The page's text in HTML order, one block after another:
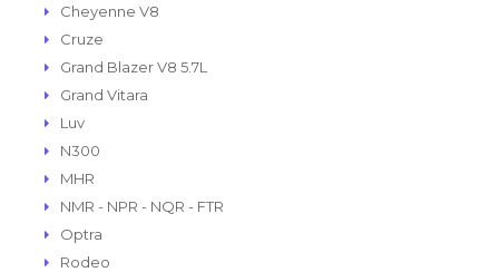
Cheyenne V8
Cruze
Grand Blazer V8 5.7L
Grand Vitara
Luv
N300
MHR
NMR - NPR - NQR - FTR
Optra
Rodeo